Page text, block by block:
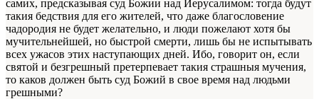
самих, предсказывая суд Божии над Иерусалимом: тогда будут
такия бедствия для его жителей, что даже благословение
чадородия не будет желательно, и люди пожелают хотя бы
мучительнейшей, но быстрой смерти, лишь бы не испытывать
всех ужасов этих наступающих дней. Ибо, говорит он, если
святой и безгрешный претерпевает такия страшныя мучения,
то каков должен быть суд Божий в свое время над людьми
грешными?